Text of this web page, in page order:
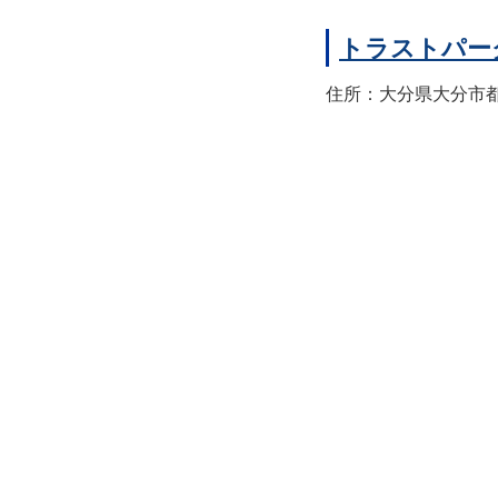
トラストパ
住所：大分県大分市